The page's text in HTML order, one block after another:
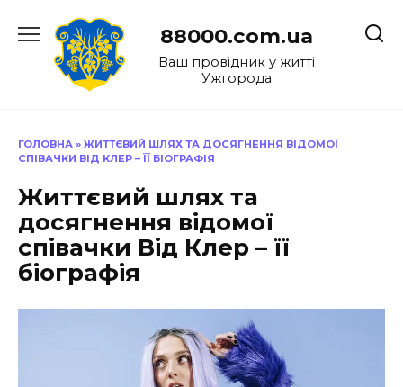
до
88000.com.ua
Ваш провідник у житті
Ужгорода
ГОЛОВНА » ЖИТТЄВИЙ ШЛЯХ ТА ДОСЯГНЕННЯ ВІДОМОЇ
СПІВАЧКИ ВІД КЛЕР – ЇЇ БІОГРАФІЯ
Життєвий шлях та
досягнення відомої
співачки Від Клер – її
біографія